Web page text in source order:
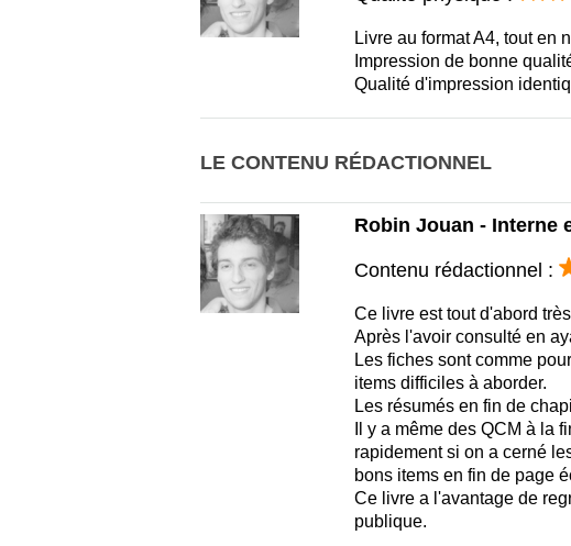
Livre au format A4, tout en
Impression de bonne
Qualité d'impression
LE CONTENU RÉDACTIONNEL
Robin Jouan - Interne
Contenu rédactionnel :
Ce livre est tout d'abord
Après l'avoir consulté en
Les fiches sont comme
items difficiles à aborder.
Les résumés en fin de
Il y a même des QCM à la
rapidement si on a cerné
bons items en fin de page
Ce livre a l'avantage de
publique.